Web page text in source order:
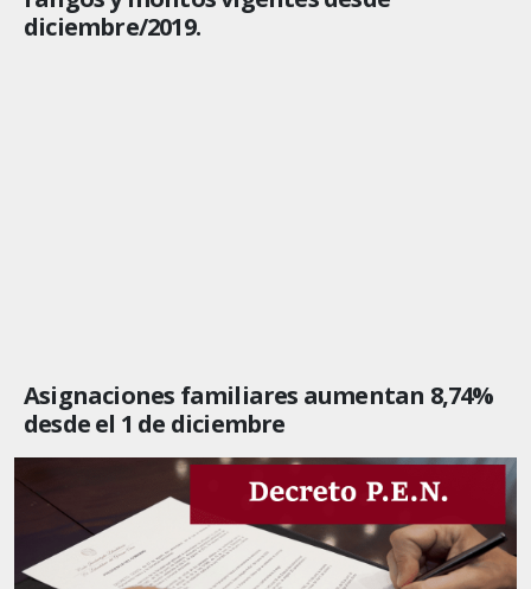
diciembre/2019.
Asignaciones familiares aumentan 8,74%
desde el 1 de diciembre